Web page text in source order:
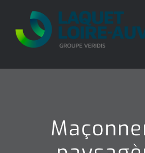
contenu